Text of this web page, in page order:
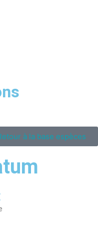
à la base espèces